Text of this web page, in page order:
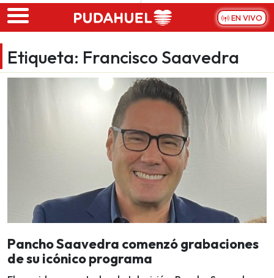
Skip to main content
EN VIVO
Etiqueta: Francisco Saavedra
Pancho Saavedra comenzó grabaciones
de su icónico programa